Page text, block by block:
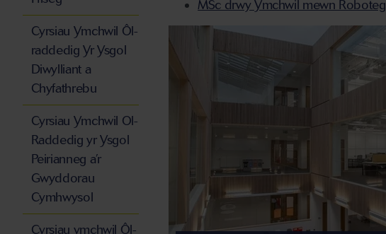
MSc drwy Ymchwil mewn Roboteg
Cyrsiau Ymchwil Ôl-
raddedig Yr Ysgol
Diwylliant a
Chyfathrebu
Cyrsiau Ymchwil Ol-
Raddedig yr Ysgol
Peirianneg a’r
Gwyddorau
Cymhwysol
Cyrsiau ymchwil Ôl-